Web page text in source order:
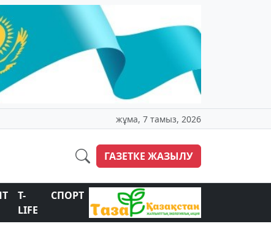
жұма, 7 тамыз, 2026
ГАЗЕТКЕ ЖАЗЫЛУ
T-
LIFE
СПОРТ